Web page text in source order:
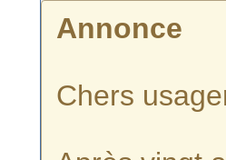
Annonce
Chers